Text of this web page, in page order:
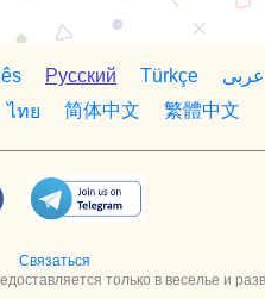
Русский Türkçe عربى
ไทย 简体中文 繁體中文
Связаться
только в веселье и